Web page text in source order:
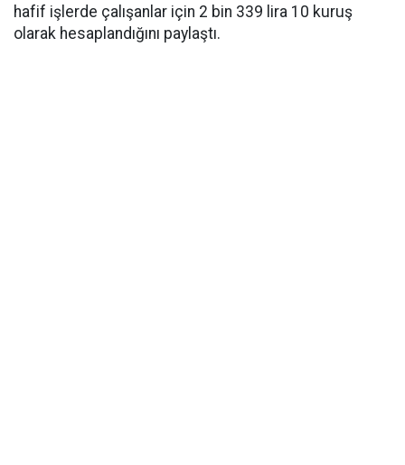
hafif işlerde çalışanlar için 2 bin 339 lira 10 kuruş
olarak hesaplandığını paylaştı.